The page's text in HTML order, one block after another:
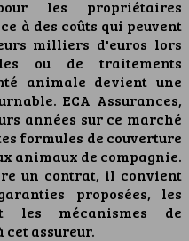
les propriétaires
à des coûts qui peuvent
milliers d'euros lors
ou de traitements
animale devient une
ECA Assurances,
années sur ce marché
formules de couverture
animaux de compagnie.
un contrat, il convient
proposées, les
les mécanismes de
cet assureur.